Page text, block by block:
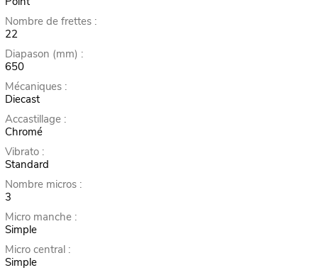
Nombre de frettes :
22
Diapason (mm) :
650
Mécaniques :
Diecast
Accastillage :
Chromé
Vibrato :
Standard
Nombre micros :
3
Micro manche :
Simple
Micro central :
Simple